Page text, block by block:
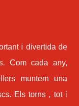
i divertida de
Com cada any,
muntem una
Els torns , tot i